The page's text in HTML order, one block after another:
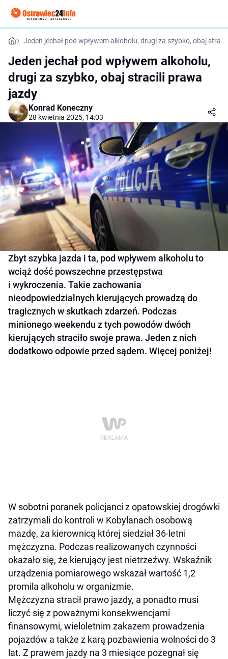
Jeden jechał pod wpływem alkoholu, drugi za szybko, obaj
Jeden jechał pod wpływem alkoholu,
drugi za szybko, obaj stracili prawa
jazdy
Konrad Koneczny
28 kwietnia 2025, 14:03
Zbyt szybka jazda i ta, pod wpływem alkoholu to
wciąż dość powszechne przestępstwa
i wykroczenia. Takie zachowania
nieodpowiedzialnych kierujących prowadzą do
tragicznych w skutkach zdarzeń. Podczas
minionego weekendu z tych powodów dwóch
kierujących straciło swoje prawa. Jeden z nich
dodatkowo odpowie przed sądem. Więcej poniżej!
W sobotni poranek policjanci z opatowskiej drogówki
zatrzymali do kontroli w Kobylanach osobową
mazdę, za kierownicą której siedział 36-letni
mężczyzna. Podczas realizowanych czynności
okazało się, że kierujący jest nietrzeźwy. Wskaźnik
urządzenia pomiarowego wskazał wartość 1,2
promila alkoholu w organizmie.
Mężczyzna stracił prawo jazdy, a ponadto musi
liczyć się z poważnymi konsekwencjami
finansowymi, wieloletnim zakazem prowadzenia
pojazdów a także z karą pozbawienia wolności do 3
lat. Z prawem jazdy na 3 miesiące pożegnał się